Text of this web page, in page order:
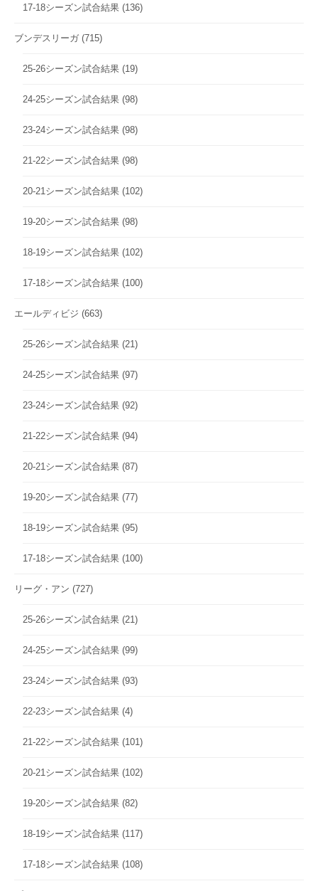
17-18シーズン試合結果 (136)
ブンデスリーガ (715)
25-26シーズン試合結果 (19)
24-25シーズン試合結果 (98)
23-24シーズン試合結果 (98)
21-22シーズン試合結果 (98)
20-21シーズン試合結果 (102)
19-20シーズン試合結果 (98)
18-19シーズン試合結果 (102)
17-18シーズン試合結果 (100)
エールディビジ (663)
25-26シーズン試合結果 (21)
24-25シーズン試合結果 (97)
23-24シーズン試合結果 (92)
21-22シーズン試合結果 (94)
20-21シーズン試合結果 (87)
19-20シーズン試合結果 (77)
18-19シーズン試合結果 (95)
17-18シーズン試合結果 (100)
リーグ・アン (727)
25-26シーズン試合結果 (21)
24-25シーズン試合結果 (99)
23-24シーズン試合結果 (93)
22-23シーズン試合結果 (4)
21-22シーズン試合結果 (101)
20-21シーズン試合結果 (102)
19-20シーズン試合結果 (82)
18-19シーズン試合結果 (117)
17-18シーズン試合結果 (108)